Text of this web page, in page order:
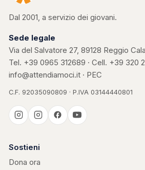
Dal 2001, a servizio dei giovani.
Sede legale
Via del Salvatore 27, 89128 Reggio
Tel. +39 0965 312689 · Cell. +39 320
info@attendiamoci.it · PEC
C.F. 92035090809 · P.IVA 03144440801
Casa Kerigma
Sostieni
Dona ora